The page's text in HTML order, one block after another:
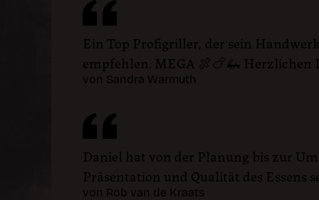
Ein Top Profigriller, der sein
empfehlen. MEGA 🍖🍗🦗
von Sandra Warmuth
Daniel hat von der Planung bis zur
Präsentation und Qualität des Essens
von Rob van de Kraats